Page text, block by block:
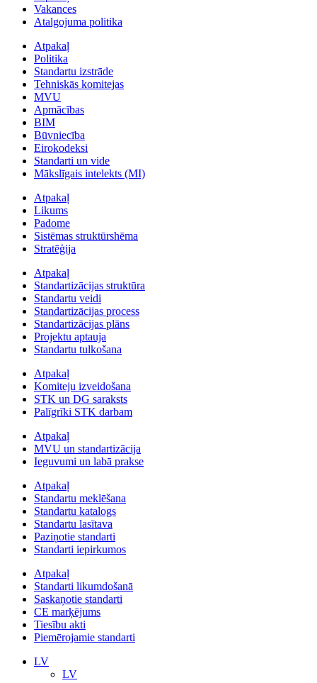
Vakances
Atalgojuma politika
Atpakaļ
Politika
Standartu izstrāde
Tehniskās komitejas
MVU
Apmācības
BIM
Būvniecība
Eirokodeksi
Standarti un vide
Mākslīgais intelekts (MI)
Atpakaļ
Likums
Padome
Sistēmas struktūrshēma
Stratēģija
Atpakaļ
Standartizācijas struktūra
Standartu veidi
Standartizācijas process
Standartizācijas plāns
Projektu aptauja
Standartu tulkošana
Atpakaļ
Komiteju izveidošana
STK un DG saraksts
Palīgrīki STK darbam
Atpakaļ
MVU un standartizācija
Ieguvumi un labā prakse
Atpakaļ
Standartu meklēšana
Standartu katalogs
Standartu lasītava
Paziņotie standarti
Standarti iepirkumos
Atpakaļ
Standarti likumdošanā
Saskaņotie standarti
CE marķējums
Tiesību akti
Piemērojamie standarti
LV
LV